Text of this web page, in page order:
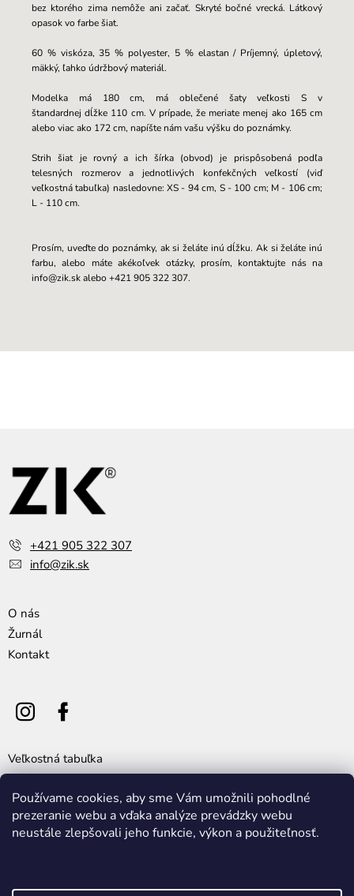
Používame cookies, aby sme Vám umožnili pohodlné
prezeranie webu a vďaka analýze prevádzky webu
neustále zlepšovali jeho funkcie, výkon a použiteľnosť.
bez ktorého zima nemôže ani začať. Skryté bočné vrecká. Látkový
opasok vo farbe šiat.
60 % viskóza, 35 % polyester, 5 % elastan / Príjemný, úpletový,
mäkký, ľahko údržbový materiál.
Modelka má 180 cm, má oblečené šaty veľkosti S v
štandardnej dĺžke 110 cm. V prípade, že meriate menej ako 165 cm
alebo viac ako 172 cm, napíšte nám vašu výšku do poznámky.
Strih šiat je rovný a ich šírka (obvod) je prispôsobená podľa
telesných rozmerov a jednotlivých konfekčných veľkostí (viď
veľkostná tabuľka) nasledovne: XS - 94 cm, S - 100 cm; M - 106 cm;
L - 110 cm.
Prosím, uveďte do poznámky, ak si želáte inú dĺžku. Ak si želáte inú
farbu, alebo máte akékoľvek otázky, prosím, kontaktujte nás na
info@zik.sk alebo +421 905 322 307.
+421 905 322 307
info@zik.sk
O nás
Žurnál
Kontakt
Veľkostná tabuľka
Všeobecné obchodné podmienky
Výmena, vrátenie a reklamácia tovaru
Cookie policy
Ochrana osobných údajov